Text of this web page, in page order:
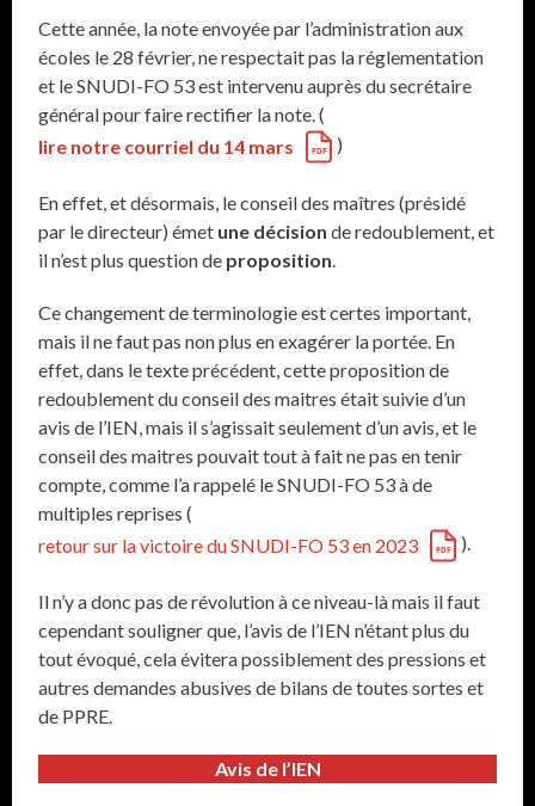
Cette année, la note envoyée par l’administration aux
écoles le 28 février, ne respectait pas la réglementation
et le SNUDI-FO 53 est intervenu auprès du secrétaire
général pour faire rectifier la note. (
lire notre courriel du 14 mars
)
En effet, et désormais, le conseil des maîtres (présidé
par le directeur) émet une décision de redoublement, et
il n’est plus question de proposition
Ce changement de terminologie est certes important,
mais il ne faut pas non plus en exagérer la portée. En
effet, dans le texte précédent, cette proposition de
redoublement du conseil des maitres était suivie d’un
avis de l’IEN, mais il s’agissait seulement d’un avis, et le
conseil des maitres pouvait tout à fait ne pas en tenir
compte, comme l’a rappelé le SNUDI-FO 53 à de
multiples reprises (
retour sur la victoire du SNUDI-FO 53 en 2023
).
Il n’y a donc pas de révolution à ce niveau-là mais il faut
cependant souligner que, l’avis de l’IEN n’étant plus du
tout évoqué, cela évitera possiblement des pressions et
autres demandes abusives de bilans de toutes sortes et
de PPRE.
Avis de l’IEN